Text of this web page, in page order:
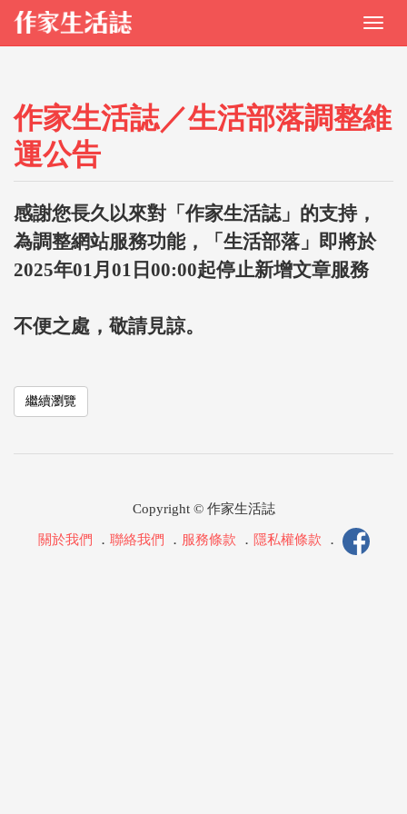
作家生活誌／生活部落調整維
運公告
感謝您長久以來對「作家生活誌」的支持，
為調整網站服務功能，「生活部落」即將於
2025年01月01日00:00起停止新增文章服務
不便之處，敬請見諒。
繼續瀏覽
Copyright © 作家生活誌
關於我們 ． 聯絡我們 ． 服務條款 ． 隱私權條款 ．